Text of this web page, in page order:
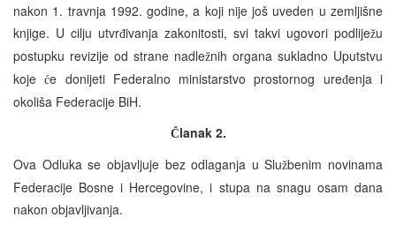
nakon 1. travnja 1992. godine, a koji nije još uveden u zemljišne
knjige. U cilju utvrđivanja zakonitosti, svi takvi ugovori podliježu
postupku revizije od strane nadležnih organa sukladno Uputstvu
kojeće donijeti Federalno ministarstvo prostornog uređenja i
okoliša Federacije BiH.
Članak 2.
Ova Odluka se objavljuje bez odlaganja u Službenim novinama
Federacije Bosne i Hercegovine, i stupa na snagu osam dana
nakon objavljivanja.